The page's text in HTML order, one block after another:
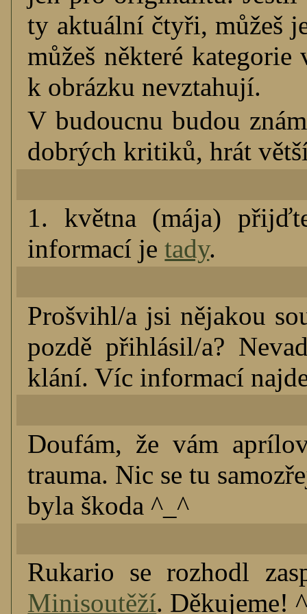
ty aktuální čtyři, můžeš
můžeš některé
k obrázku nevztahují.
V budoucnu budou
dobrých kritiků, hrát
1. května (mája)
informací jetady.
Prošvihl/a jsi nějakou
pozdě přihlásil/a?
klání. Víc informací
Doufám, že vám
trauma. Nic se tu
byla škoda ^_^
Rukario se rozhodl
Minisoutěží. Děkujeme!